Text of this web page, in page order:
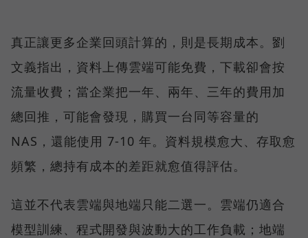
真正讓更多企業回頭計算的，則是長期成本。劉
文義指出，資料上傳雲端可能免費，下載卻會按
流量收費；當企業把一年、兩年、三年的費用加
總回推，可能會發現，購買一台同等容量的
NAS，還能使用 7-10 年。資料規模愈大、存取愈
頻繁，總持有成本的差距就愈值得評估。
這並不代表雲端與地端只能二選一。雲端仍適合
模型訓練、程式開發與波動大的工作負載；地端